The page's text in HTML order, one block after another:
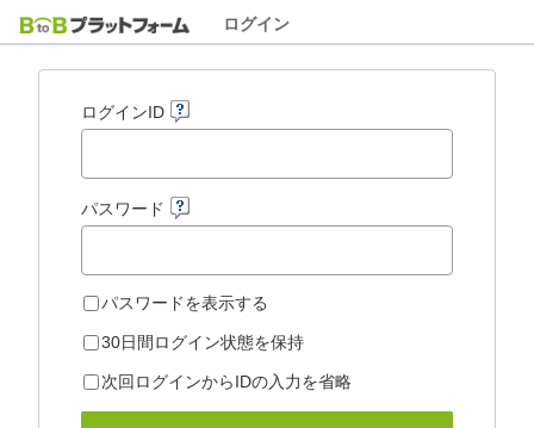
ログイン
ログインID
パスワード
パスワードを表示する
30日間ログイン状態を保持
次回ログインからIDの入力を省略